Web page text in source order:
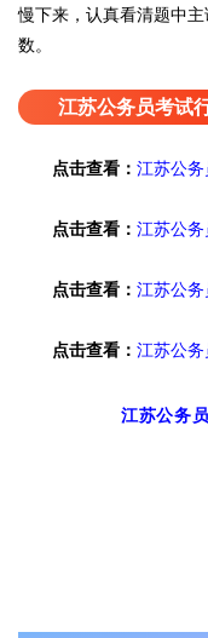
慢下来，认真看清题中
数。
江苏公务员考试
点击查看： 江苏公
点击查看： 江苏公
点击查看： 江苏公
点击查看： 江苏公
江苏公务